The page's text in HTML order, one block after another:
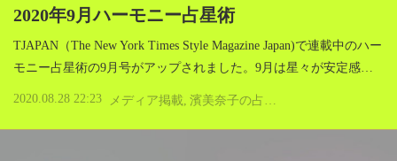
2020年9月ハーモニー占星術
TJAPAN（The New York Times Style Magazine Japan)で連載中のハー
モニー占星術の9月号がアップされました。9月は星々が安定感…
2020.08.28 22:23 メディア掲載 濱美奈子の占星術とアロマテラピー